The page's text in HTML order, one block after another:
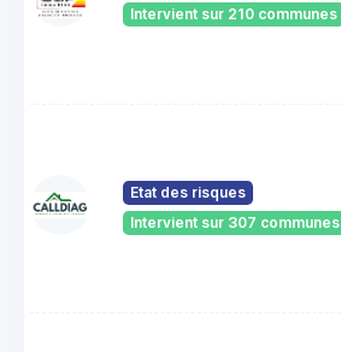
Intervient sur 210 communes
Etat des risques
Intervient sur 307 communes